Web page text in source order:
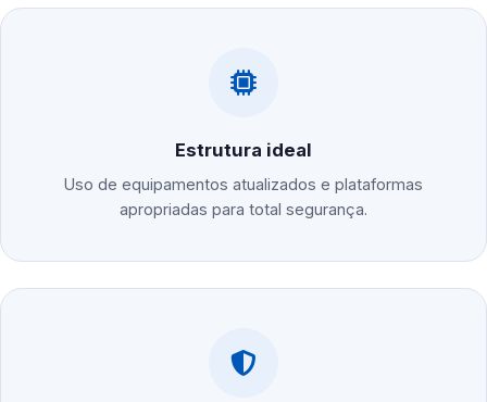
Estrutura ideal
Uso de equipamentos atualizados e plataformas
apropriadas para total segurança.